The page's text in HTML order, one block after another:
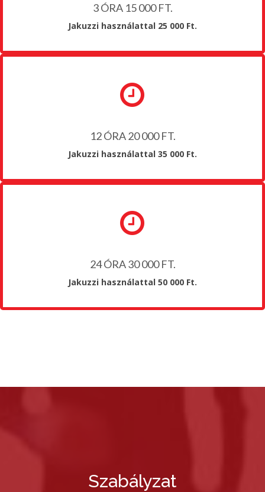
3 ÓRA 15 000 FT.
Jakuzzi használattal 25 000 Ft.
12 ÓRA 20 000 FT.
Jakuzzi használattal 35 000 Ft.
24 ÓRA 30 000 FT.
Jakuzzi használattal 50 000 Ft.
Szabályzat